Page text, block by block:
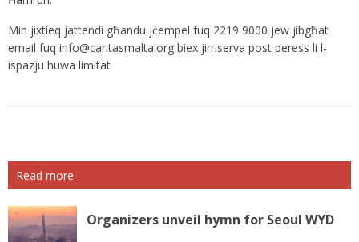
Min jixtieq jattendi għandu jċempel fuq 2219 9000 jew jibgħat
email fuq info@caritasmalta.org biex jirriserva post peress li l-
ispazju huwa limitat
Read more
Organizers unveil hymn for Seoul WYD